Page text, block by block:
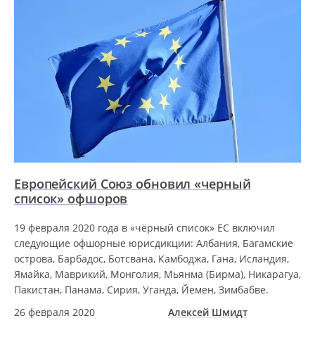
Европейский Союз обновил «черный
список» офшоров
19 февраля 2020 года в «чёрный список» ЕС включил
следующие офшорные юрисдикции: Албания, Багамские
острова, Барбадос, Ботсвана, Камбоджа, Гана, Исландия,
Ямайка, Маврикий, Монголия, Мьянма (Бирма), Никарагуа,
Пакистан, Панама, Сирия, Уганда, Йемен, Зимбабве.
26 февраля 2020
Алексей Шмидт